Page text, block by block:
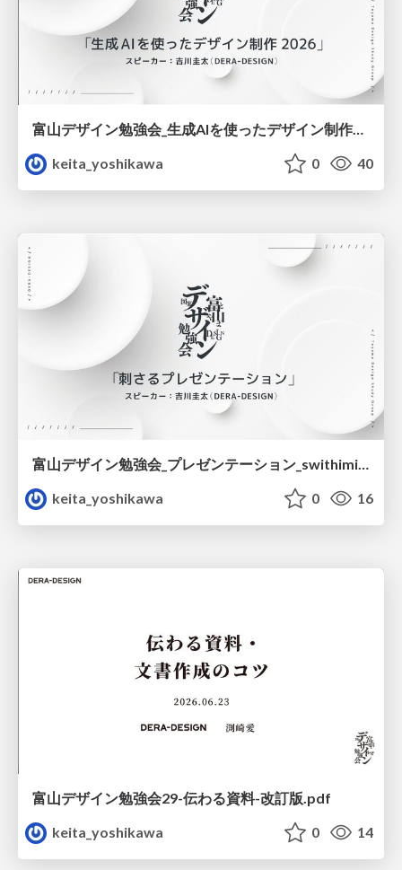
富山デザイン勉強会_生成AIを使ったデザイン制作2026最新版.pdf
keita_yoshikawa
0 40
keita_yoshikawa
0 16
富山デザイン勉強会29-伝わる資料-改訂版.pdf
keita_yoshikawa
0 14